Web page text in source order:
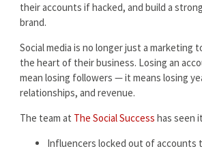
their accounts if hacked, and build a
brand.
Social media is no longer just a marketing
the heart of their business. Losing an
mean losing followers — it means losing
relationships, and revenue.
The team at The Social Success has seen
Influencers locked out of accounts